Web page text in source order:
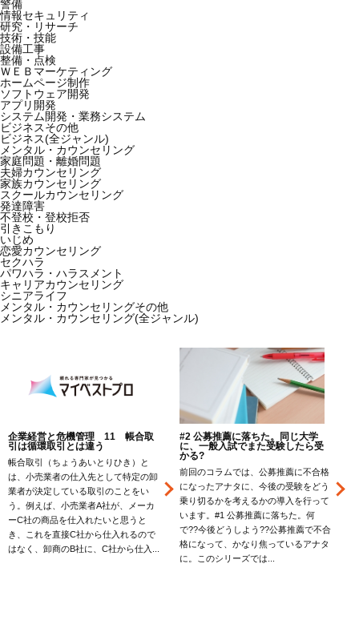
警備
情報セキュリティ
研究・リサーチ
技術・技能
設備工事
整備・点検
ＷＥＢマーケティング
ホームページ制作
ソフトウェア開発
アプリ開発
システム開発・業務システム
ビジネスその他
ビジネス(全ジャンル)
メンタル・カウンセリング
家庭問題・離婚問題
夫婦カウンセリング
家族カウンセリング
スクールカウンセリング
発達障害
不登校・登校拒否
引きこもり
いじめ
恋愛カウンセリング
セクハラ
パワハラ・ハラスメント
キャリアカウンセリング
シニアライフ
メンタル・カウンセリングその他
メンタル・カウンセリング(全ジャンル)
企業経営と危機管理 11 帳合取
引は循環取引とは違う
帳合取引（ちょうあいとりひき）と
は、小売業者の仕入先として特定の卸
業者が決定している取引のことをい
う。例えば、小売業者A社が、メーカ
ーC社の商品を仕入れたいと思うと
き、これを直接C社から仕入れるので
はなく、卸商のB社に、C社から仕入...
#2 公募推薦に落ちた。同じ大学
に、一般入試でまた受験したら受
かる?
前回のコラムでは、公募推薦に不合格
になったアナタに、今後の受験をどう
乗り切るかを考えるかの導入を行って
います。#1 公募推薦に落ちた。何
で??今後どうしよう??公募推薦で不合
格になって、かなり焦っているアナタ
に。このシリーズでは...